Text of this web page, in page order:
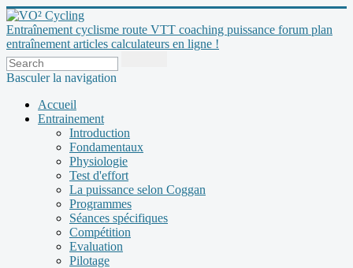
Entraînement cyclisme route VTT coaching puissance forum plan
entraînement articles calculateurs en ligne !
Basculer la navigation
Accueil
Entrainement
Introduction
Fondamentaux
Physiologie
Test d'effort
La puissance selon Coggan
Programmes
Séances spécifiques
Compétition
Evaluation
Pilotage